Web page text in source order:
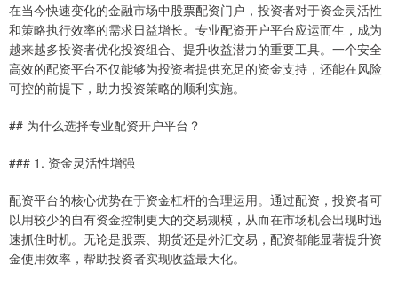
在当今快速变化的金融市场中股票配资门户，投资者对于资金灵活性
和策略执行效率的需求日益增长。专业配资开户平台应运而生，成为
越来越多投资者优化投资组合、提升收益潜力的重要工具。一个安全
高效的配资平台不仅能够为投资者提供充足的资金支持，还能在风险
可控的前提下，助力投资策略的顺利实施。
## 为什么选择专业配资开户平台？
### 1. 资金灵活性增强
配资平台的核心优势在于资金杠杆的合理运用。通过配资，投资者可
以用较少的自有资金控制更大的交易规模，从而在市场机会出现时迅
速抓住时机。无论是股票、期货还是外汇交易，配资都能显著提升资
金使用效率，帮助投资者实现收益最大化。